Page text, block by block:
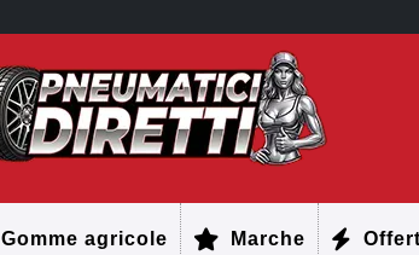
Gomme agricole Marche